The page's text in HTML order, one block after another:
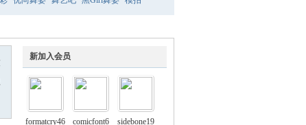
新加入会员
formatcry46
comicfont6
sidebone19